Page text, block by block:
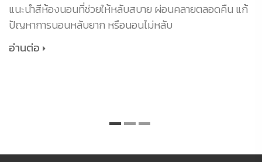
แนะนำสีห้องนอนที่ช่วยให้หลับสบาย ผ่อนคลายตลอดคืน แก้
ปัญหาการนอนหลับยาก หรือนอนไม่หลับ
อ่านต่อ